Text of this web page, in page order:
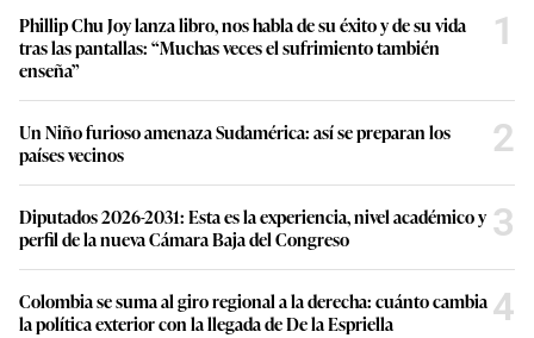
Phillip Chu Joy lanza libro, nos habla de su éxito y de su vida
tras las pantallas: “Muchas veces el sufrimiento también
enseña”
1
Un Niño furioso amenaza Sudamérica: así se preparan los
países vecinos
2
Diputados 2026-2031: Esta es la experiencia, nivel académico y
perfil de la nueva Cámara Baja del Congreso
3
Colombia se suma al giro regional a la derecha: cuánto cambia
la política exterior con la llegada de De la Espriella
4